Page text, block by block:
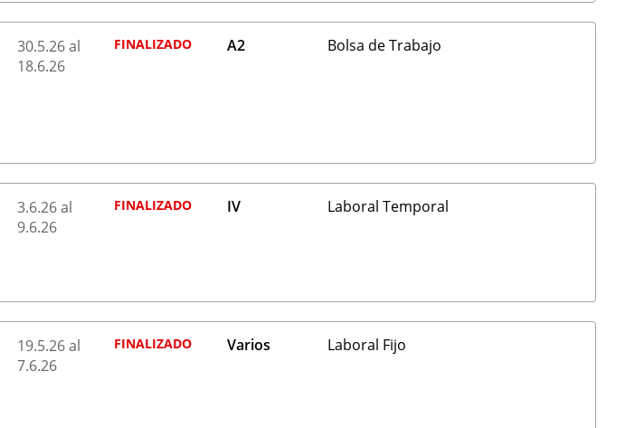
30.5.26al
18.6.26
FINALIZADO A2 Bolsa de Trabajo
3.6.26al
9.6.26
FINALIZADO IV Laboral Temporal
19.5.26al
7.6.26
FINALIZADO Varios Laboral Fijo